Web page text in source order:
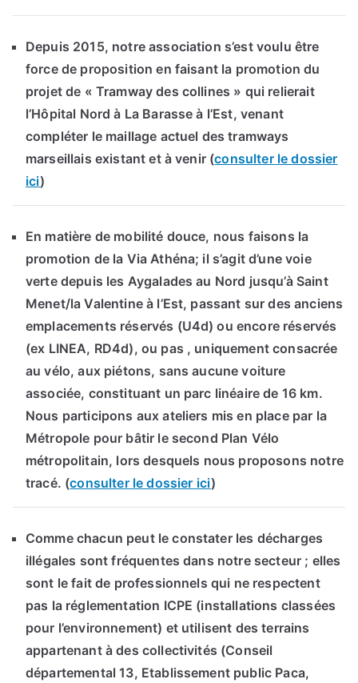
Depuis 2015, notre association s’est voulu être
force de proposition en faisant la promotion du
projet de « Tramway des collines » qui relierait
l’Hôpital Nord à La Barasse à l’Est, venant
compléter le maillage actuel des tramways
marseillais existant et à venir (consulter le dossier
ici)
En matière de mobilité douce, nous faisons la
promotion de la Via Athéna; il s’agit d’une voie
verte depuis les Aygalades au Nord jusqu’à Saint
Menet/la Valentine à l’Est, passant sur des anciens
emplacements réservés (U4d) ou encore réservés
(ex LINEA, RD4d), ou pas , uniquement consacrée
au vélo, aux piétons, sans aucune voiture
associée, constituant un parc linéaire de 16 km.
Nous participons aux ateliers mis en place par la
Métropole pour bâtir le second Plan Vélo
métropolitain, lors desquels nous proposons notre
tracé. (consulter le dossier ici)
Comme chacun peut le constater les décharges
illégales sont fréquentes dans notre secteur ; elles
sont le fait de professionnels qui ne respectent
pas la réglementation ICPE (installations classées
pour l’environnement) et utilisent des terrains
appartenant à des collectivités (Conseil
départemental 13, Etablissement public Paca,